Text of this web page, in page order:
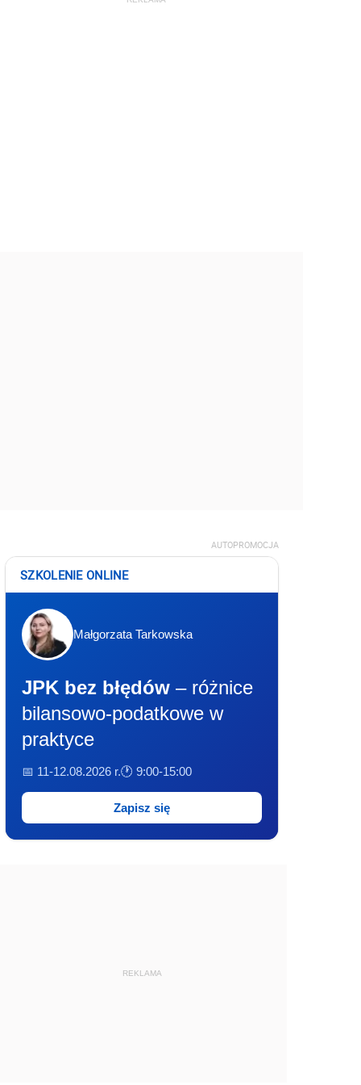
AUTOPROMOCJA
SZKOLENIE ONLINE
Małgorzata Tarkowska
JPK bez błędów – różnice
bilansowo-podatkowe w
praktyce
📅 11-12.08.2026 r.🕐 9:00-15:00
Zapisz się
REKLAMA